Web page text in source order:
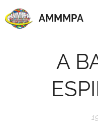
AMMMPA
A